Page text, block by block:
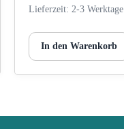
Lieferzeit:2-3 Werktage
In den Warenkorb